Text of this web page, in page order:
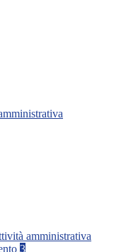
amministrativa
3